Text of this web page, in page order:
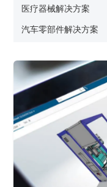
数字化营销
技术服务
工业设备解决方案
医疗器械解决方案
汽车零部件解决方案
能源与材料解决方案
技术培训服务
公司动态
技术交流
行业案例
公司介绍
就业机会
医疗器械解决方案
汽车零部件解决方案